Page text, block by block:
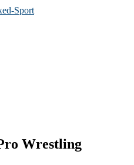
Sport
Wrestling